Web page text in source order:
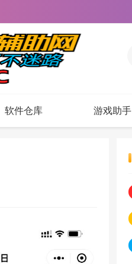
软件仓库 游戏助手